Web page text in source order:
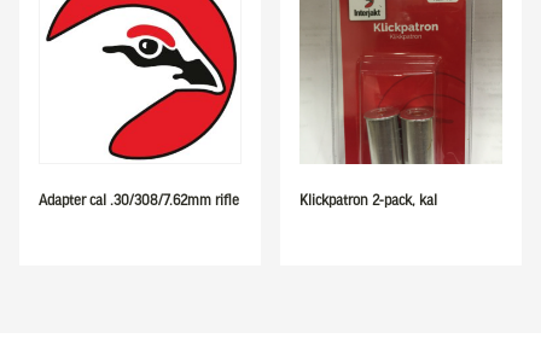
Adapter cal .30/308/7.62mm rifle Klickpatron 2-pack, kal